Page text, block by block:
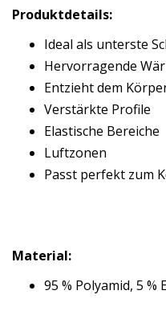
Produktdetails:
Ideal als unterste
Hervorragende
Entzieht dem
Verstärkte Profile
Elastische Bereiche
Luftzonen
Passt perfekt zum
Material:
95 % Polyamid, 5 %